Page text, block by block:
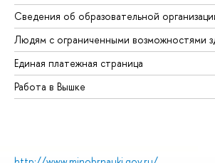
Сведения об образовательной
Людям с ограниченными возможностями
Единая платежная страница
Работа в Вышке